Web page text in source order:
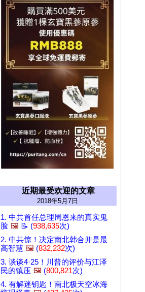
近期最受欢迎的文章
2018年5月7日
1. 中共首任总理周恩来的真实鬼
脸 🖼️ 📝 (938,635次)
2. 中共惊！决定南北韩合并是最
高智慧 🖼️ (832,232次)
3. 谈谈4·25！川普的评价与江泽
民的镇压 🖼️ (800,821次)
4. 有解迷钥匙！南北极天空冰海